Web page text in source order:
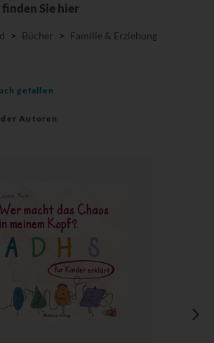
Sie hier
> Bücher > Familie & Erziehung
gefallen
Autoren